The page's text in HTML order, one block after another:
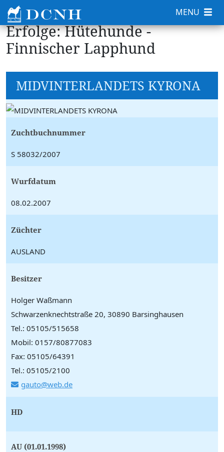
Erfolge: Hütehunde -
Finnischer Lapphund
MIDVINTERLANDETS KYRONA
Zuchtbuchnummer
S 58032/2007
Wurfdatum
08.02.2007
Züchter
AUSLAND
Besitzer
Holger Waßmann
Schwarzenknechtstraße 20, 30890 Barsinghausen
Tel.: 05105/515658
Mobil: 0157/80877083
Fax: 05105/64391
Tel.: 05105/2100
gauto@web.de
HD
AU (01.01.1998)
MENU